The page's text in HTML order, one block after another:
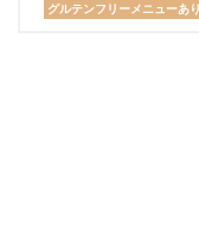
グルテンフリーメニューあり